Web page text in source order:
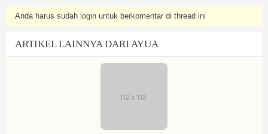
Anda harus sudah login untuk berkomentar di thread ini
ARTIKEL LAINNYA DARI AYUA